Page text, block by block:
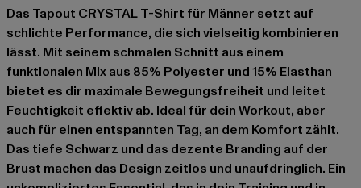
Das Tapout CRYSTAL T-Shirt für Männer setzt auf
schlichte Performance, die sich vielseitig kombinieren
lässt. Mit seinem schmalen Schnitt aus einem
funktionalen Mix aus 85% Polyester und 15% Elasthan
bietet es dir maximale Bewegungsfreiheit und leitet
Feuchtigkeit effektiv ab. Ideal für dein Workout, aber
auch für einen entspannten Tag, an dem Komfort zählt.
Das tiefe Schwarz und das dezente Branding auf der
Brust machen das Design zeitlos und unaufdringlich. Ein